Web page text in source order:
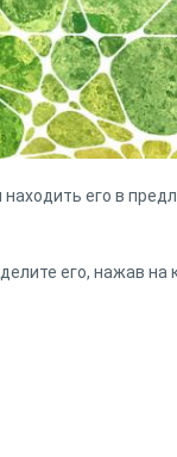
его в
его, нажав на